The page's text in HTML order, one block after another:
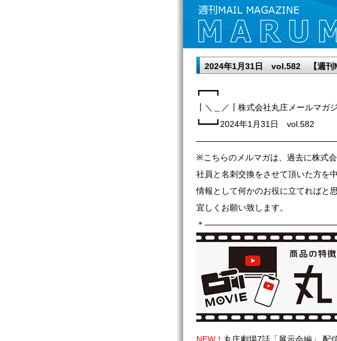
2024年1月31日 vol.582 【週刊
┏━━━┓
┃＼＿／┃株式会社丸庄メールマガジ
┗━━━┛2024年1月31日 vol.582
※こちらのメルマガは、過去に株式会
社員と名刺交換をさせて頂いた方を
情報として何かのお役に立てればと
宜しくお願い致します。
＊